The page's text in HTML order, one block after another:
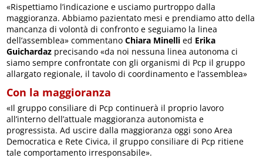
«Rispettiamo l’indicazione e usciamo purtroppo dalla
maggioranza. Abbiamo pazientato mesi e prendiamo atto della
mancanza di volontà di confronto e seguiamo la linea
dell’assemblea» commentanoChiara Minelli ed Erika
Guichardaz precisando «da noi nessuna linea autonoma ci
siamo sempre confrontate con gli organismi di Pcp il gruppo
allargato regionale, il tavolo di coordinamento e l’assemblea»
Con la maggioranza
«Il gruppo consiliare di Pcp continuerà il proprio lavoro
all’interno dell’attuale maggioranza autonomista e
progressista. Ad uscire dalla maggioranza oggi sono Area
Democratica e Rete Civica, il gruppo consiliare di Pcp ritiene
tale comportamento irresponsabile».